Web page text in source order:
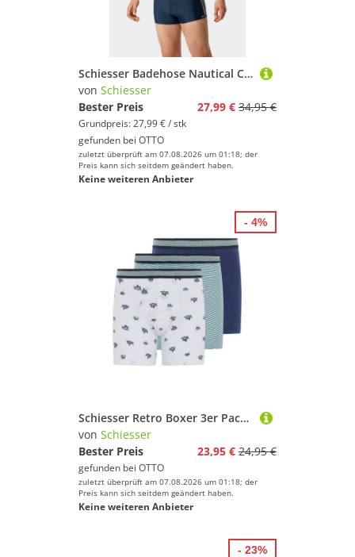
Schiesser Badehose Nautical Casual mit seitlichen Streifen, flache Reißverschlusstasche
von Schiesser
Bester Preis
27,99 € 34,95 €
Grundpreis: 27,99 € / stk
gefunden bei OTTO
zuletzt überprüft am 07.08.2026 um 01:18; der
Preis kann sich seitdem geändert haben.
Keine weiteren Anbieter
Schiesser Retro Boxer 3er Pack Kids Boys 95/5 Cotton (Spar-Set, 3-St) Retro Short / Pant - Baumwolle - ohne Eingriff - Atmungsaktiv
von Schiesser
Bester Preis
23,95 € 24,95 €
gefunden bei OTTO
zuletzt überprüft am 07.08.2026 um 01:18; der
Preis kann sich seitdem geändert haben.
Keine weiteren Anbieter
- 4%
- 23%